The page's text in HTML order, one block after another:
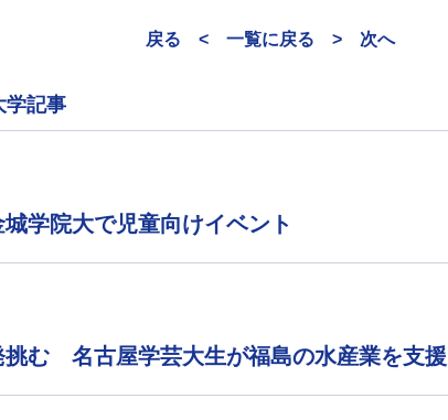
戻る < 一覧に戻る > 次へ
学記事
学院大で児童向けイベント
む 名古屋学芸大生が福島の水産業を支援